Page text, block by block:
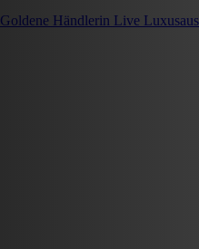
Goldene Händlerin Live